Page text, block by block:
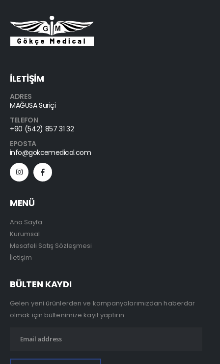
İLETİŞİM
ADRES
MAĞUSA Suriçi
TELEFON
+90 (542) 857 31 32
EPOSTA
info@gokcemedical.com
MENÜ
Ana Sayfa
Kurumsal
Mesafeli Satış Sözleşmesi
İletişim
BÜLTEN KAYDI
Gelen yeni ürünlerden ve kampanyalarımızdan haberdar
olmak için bültenimize kayıt yaptırın.